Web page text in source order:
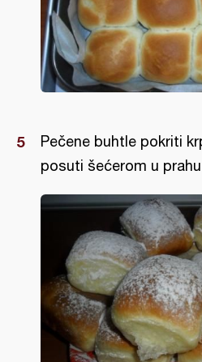
Pečene buhtle pokriti
posuti šećerom u prahu